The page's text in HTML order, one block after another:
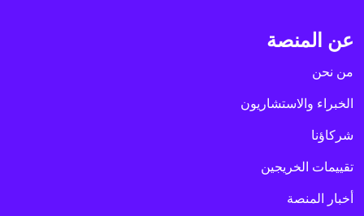
عن المنصة
من نحن
الخبراء والاستشاريون
شركاؤنا
تقييمات الخريجين
أخبار المنصة